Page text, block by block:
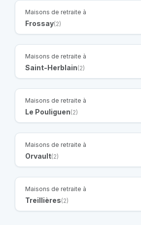
Maisons de retraite à
Frossay(2)
Maisons de retraite à
Saint-Herblain(2)
Maisons de retraite à
Le Pouliguen(2)
Maisons de retraite à
Orvault(2)
Maisons de retraite à
Treillières(2)